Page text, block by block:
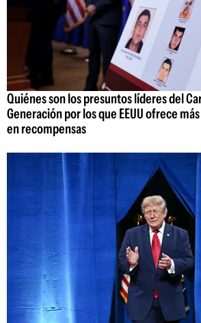
Quiénes son los presuntos líderes del
Generación por los que EEUU ofrece
en recompensas